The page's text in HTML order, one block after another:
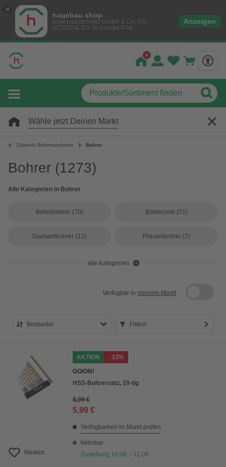
hagebau shop
hagebau connect GmbH & Co. KG
KOSTENLOS- In Google Play
Anzeigen
Wähle jetzt Deinen Markt
Zubehör Bohrmaschinen Bohrer
Bohrer (1273)
Alle Kategorien in Bohrer
Betonbohrer (70) Bohrersets (71)
Diamantbohrer (12) Fliesenbohrer (7)
alle Kategorien
Verfügbar in meinem Markt
Bestseller
Preis aufsteigend
Preis absteigend
Bewertung
Filtern
Merken
AKTION
- 33%
GO/ON!
HSS-Bohrersatz, 10-tlg
8,99 €
5,99 €
Verfügbarkeit im Markt prüfen
lieferbar
Zustellung 10.08. - 12.08.